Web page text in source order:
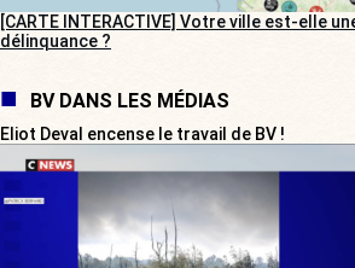
[CARTE INTERACTIVE] Votre ville est-elle
délinquance ?
BV DANS LES MÉDIAS
Eliot Deval encense le travail de BV !